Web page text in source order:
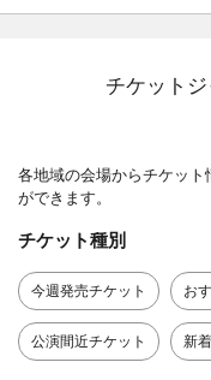
チケット
各地域の会場からチケッ
ができます。
チケット種別
今週発売チケット お
公演間近チケット 新